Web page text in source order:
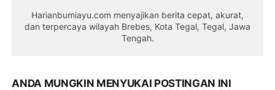
Harianbumiayu.com menyajikan berita cepat, akurat,
dan terpercaya wilayah Brebes, Kota Tegal, Tegal, Jawa
Tengah.
ANDA MUNGKIN MENYUKAI POSTINGAN INI